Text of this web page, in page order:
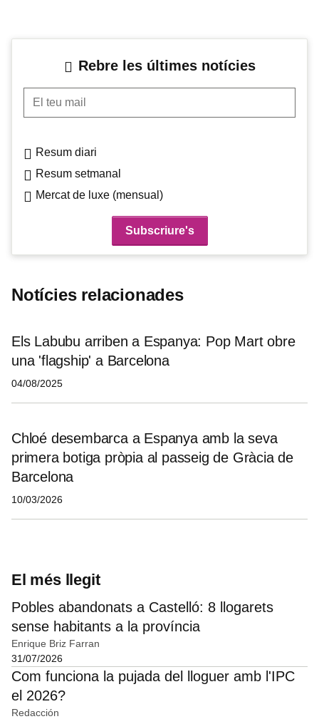
Rebre les últimes notícies
El teu mail
Resum diari
Resum setmanal
Mercat de luxe (mensual)
Notícies relacionades
Els Labubu arriben a Espanya: Pop Mart obre
una 'flagship' a Barcelona
04/08/2025
Chloé desembarca a Espanya amb la seva
primera botiga pròpia al passeig de Gràcia de
Barcelona
10/03/2026
El més llegit
Pobles abandonats a Castelló: 8 llogarets
sense habitants a la província
Enrique Briz Farran
31/07/2026
Com funciona la pujada del lloguer amb l'IPC
el 2026?
Redacción